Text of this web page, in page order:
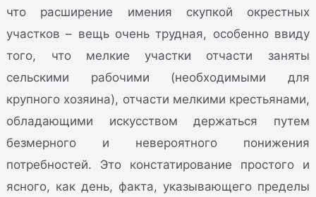
что расширение имения скупкой окрестных
участков – вещь очень трудная, особенно ввиду
того, что мелкие участки отчасти заняты
сельскими рабочими (необходимыми для
крупного хозяина), отчасти мелкими крестьянами,
обладающими искусством держаться путем
безмерного и невероятного понижения
потребностей. Это констатирование простого и
ясного, как день, факта, указывающего пределы